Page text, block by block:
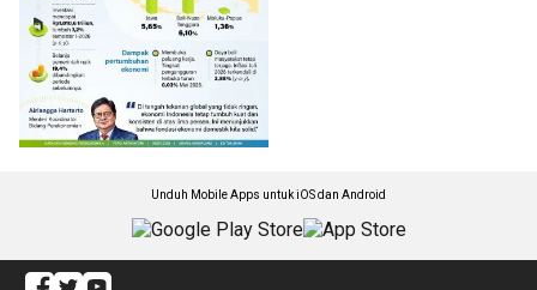
Unduh Mobile Apps untuk iOS dan Android